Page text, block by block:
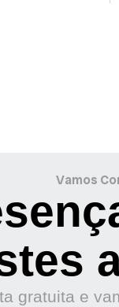
Vamos
gratuita e